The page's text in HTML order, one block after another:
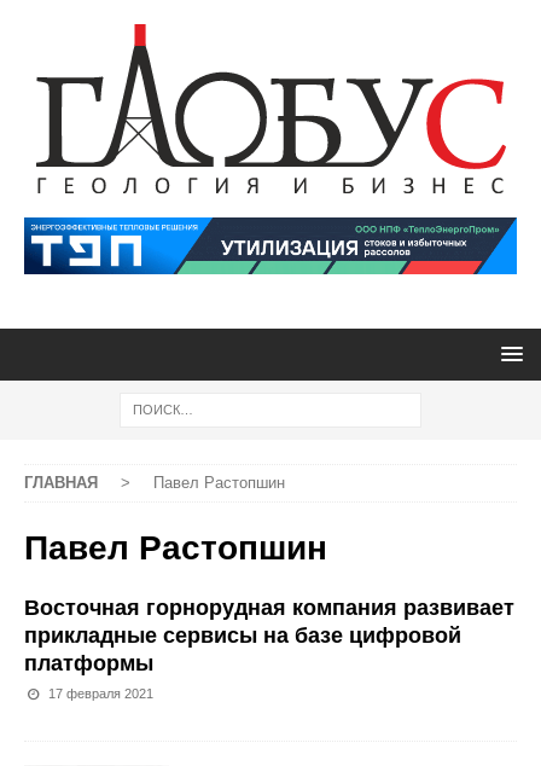
ГЛАВНАЯ > Павел Растопшин
Павел Растопшин
Восточная горнорудная компания развивает
прикладные сервисы на базе цифровой
платформы
17 февраля 2021